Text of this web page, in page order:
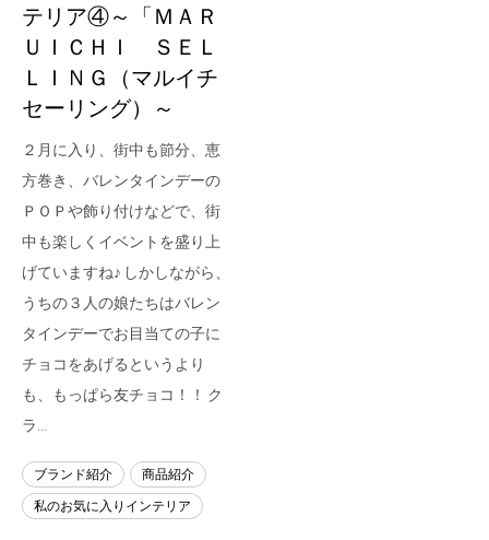
フラッグシップストア
熊本店
Arv
テリア④～「ＭＡＲ
ＵＩＣＨＩ ＳＥＬ
ＬＩＮＧ（マルイチ
セーリング）～
２月に入り、街中も節分、恵
方巻き、バレンタインデーの
ＰＯＰや飾り付けなどで、街
中も楽しくイベントを盛り上
げていますね♪ しかしながら、
うちの３人の娘たちはバレン
タインデーでお目当ての子に
チョコをあげるというより
も、もっぱら友チョコ！！ ク
ラ…
ブランド紹介
商品紹介
私のお気に入りインテリア